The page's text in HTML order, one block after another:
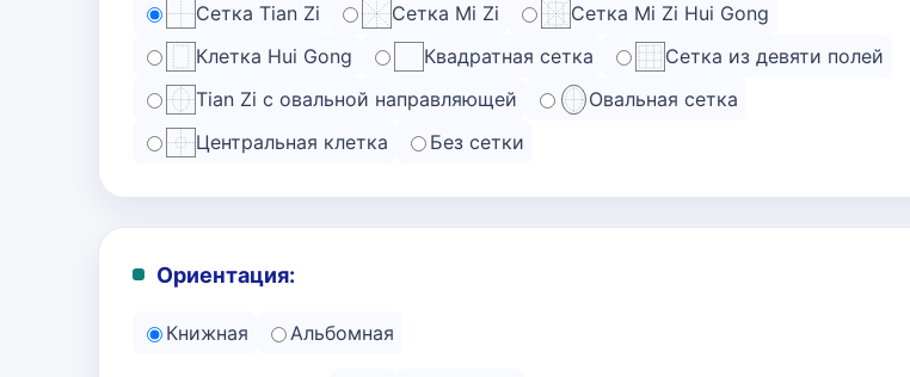
Сетка Tian Zi Сетка Mi Zi
Сетка Mi Zi Hui Gong
Клетка Hui Gong
Квадратная сетка
Сетка из девяти полей
Tian Zi с овальной направляющей
Овальная сетка
Центральная клетка
Без сетки
Ориентация:
Книжная Альбомная